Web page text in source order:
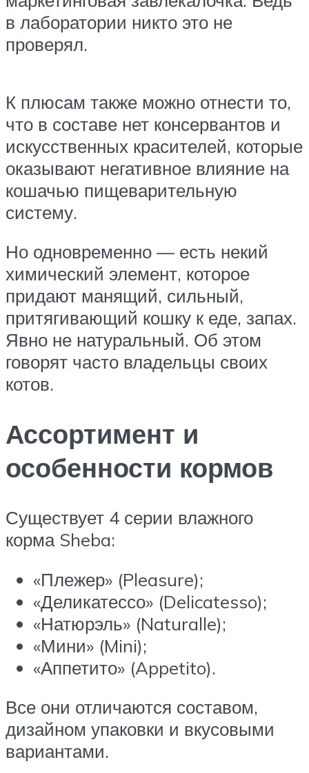
в лаборатории никто это не
проверял.
К плюсам также можно отнести то,
что в составе нет консервантов и
искусственных красителей, которые
оказывают негативное влияние на
кошачью пищеварительную
систему.
Но одновременно — есть некий
химический элемент, которое
придают манящий, сильный,
притягивающий кошку к еде, запах.
Явно не натуральный. Об этом
говорят часто владельцы своих
котов.
Ассортимент и
особенности кормов
Существует 4 серии влажного
корма Sheba:
«Плежер» (Pleasure);
«Деликатессо» (Delicatesso);
«Натюрэль» (Naturalle);
«Мини» (Mini);
«Аппетито» (Appetito).
Все они отличаются составом,
дизайном упаковки и вкусовыми
вариантами.